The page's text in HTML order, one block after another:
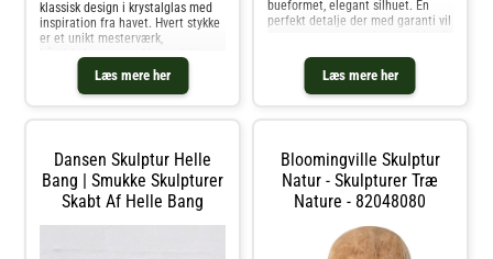
Læs mere her
klassisk design i krystalglas med
inspiration fra havet. Hvert stykke
er et unikt mesterværk,
med en delikat infusion af
oceaniske nuancer. Forestil dig, at
den pryder din stue og reflekterer
kunstsamler eller på udkig efter
en mindeværdig gave, er "Mother
of Pearl" perfekt til dem, der
sætter pris på enestående
håndværk og inspireret
Læs mere her
bueformet, elegant silhuet. En
perfekt detalje der med garanti vil
Kristina Dam- Designet i
København af Kristina Dam.-
Fremstillet i Europa.- Højde: 370
Dansen Skulptur Helle
Bang | Smukke Skulpturer
Skabt Af Helle Bang
Bloomingville Skulptur
Natur - Skulpturer Træ
Nature - 82048080